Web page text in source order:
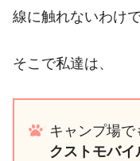
線に触れないわけで
そこで私達は、
キャンプ場
クストモバイ